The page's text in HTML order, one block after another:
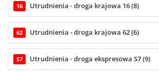
16 Utrudnienia - droga krajowa 16 (8)
62 Utrudnienia - droga krajowa 62 (6)
S7 Utrudnienia - droga ekspresowa S7 (9)